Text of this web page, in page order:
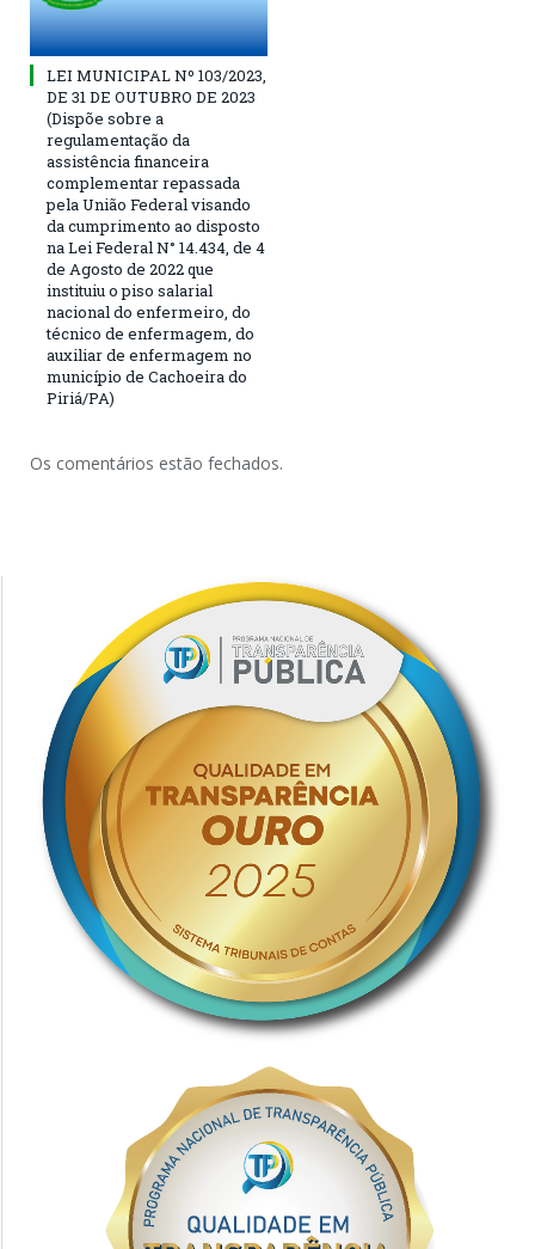
LEI MUNICIPAL Nº 103/2023,
DE 31 DE OUTUBRO DE 2023
(Dispõe sobre a
regulamentação da
assistência financeira
complementar repassada
pela União Federal visando
da cumprimento ao disposto
na Lei Federal N° 14.434, de 4
de Agosto de 2022 que
instituiu o piso salarial
nacional do enfermeiro, do
técnico de enfermagem, do
auxiliar de enfermagem no
município de Cachoeira do
Piriá/PA)
Os comentários estão fechados.